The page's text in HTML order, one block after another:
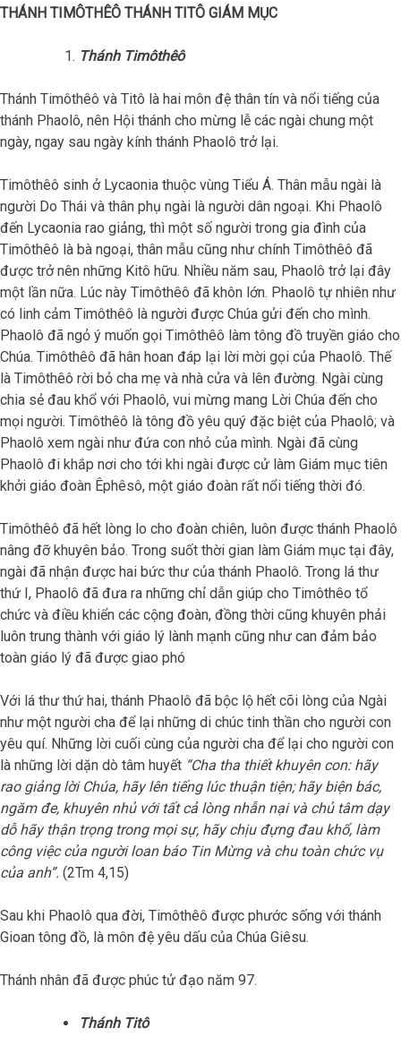
THÁNH TIMÔTHÊÔ THÁNH TITÔ GIÁM MỤC
Thánh Timôthêô
Thánh Timôthêô và Titô là hai môn đệ thân tín và nổi tiếng của
thánh Phaolô, nên Hội thánh cho mừng lễ các ngài chung một
ngày, ngay sau ngày kính thánh Phaolô trở lại.
Timôthêô sinh ở Lycaonia thuộc vùng Tiểu Á. Thân mẫu ngài là
người Do Thái và thân phụ ngài là người dân ngoại. Khi Phaolô
đến Lycaonia rao giảng, thì một số người trong gia đình của
Timôthêô là bà ngoại, thân mẫu cũng như chính Timôthêô đã
được trở nên những Kitô hữu. Nhiều năm sau, Phaolô trở lại đây
một lần nữa. Lúc này Timôthêô đã khôn lớn. Phaolô tự nhiên như
có linh cảm Timôthêô là người được Chúa gửi đến cho mình.
Phaolô đã ngỏ ý muốn gọi Timôthêô làm tông đồ truyền giáo cho
Chúa. Timôthêô đã hân hoan đáp lại lời mời gọi của Phaolô. Thế
là Timôthêô rời bỏ cha mẹ và nhà cửa và lên đường. Ngài cùng
chia sẻ đau khổ với Phaolô, vui mừng mang Lời Chúa đến cho
mọi người. Timôthêô là tông đồ yêu quý đặc biệt của Phaolô; và
Phaolô xem ngài như đứa con nhỏ của mình. Ngài đã cùng
Phaolô đi khắp nơi cho tới khi ngài được cử làm Giám mục tiên
khởi giáo đoàn Êphêsô, một giáo đoàn rất nổi tiếng thời đó.
Timôthêô đã hết lòng lo cho đoàn chiên, luôn được thánh Phaolô
nâng đỡ khuyên bảo. Trong suốt thời gian làm Giám mục tại đây,
ngài đã nhận được hai bức thư của thánh Phaolô. Trong lá thư
thứ I, Phaolô đã đưa ra những chỉ dẫn giúp cho Timôthêo tổ
chức và điều khiển các cộng đoàn, đồng thời cũng khuyên phải
luôn trung thành với giáo lý lành mạnh cũng như can đảm bảo
toàn giáo lý đã được giao phó
Với lá thư thứ hai, thánh Phaolô đã bộc lộ hết cõi lòng của Ngài
như một người cha để lại những di chúc tinh thần cho người con
yêu quí. Những lời cuối cùng của người cha để lại cho người con
là những lời dặn dò tâm huyết “Cha tha thiết khuyên con: hãy
rao giảng lời Chúa, hãy lên tiếng lúc thuận tiện; hãy biện bác,
ngăm đe, khuyên nhủ với tất cả lòng nhẫn nại và chủ tâm dạy
dỗ hãy thận trọng trong mọi sự, hãy chịu đựng đau khổ, làm
công việc của người loan báo Tin Mừng và chu toàn chức vụ
của anh”. (2Tm 4,15)
Sau khi Phaolô qua đời, Timôthêô được phước sống với thánh
Gioan tông đồ, là môn đệ yêu dấu của Chúa Giêsu.
Thánh nhân đã được phúc tử đạo năm 97.
Thánh Titô